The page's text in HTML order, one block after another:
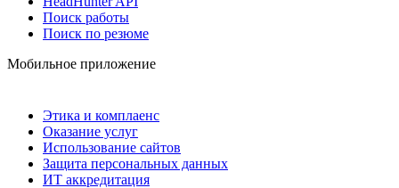
Поиск работы
Поиск по резюме
Мобильное приложение
Этика и комплаенс
Оказание услуг
Использование сайтов
Защита персональных данных
ИТ аккредитация